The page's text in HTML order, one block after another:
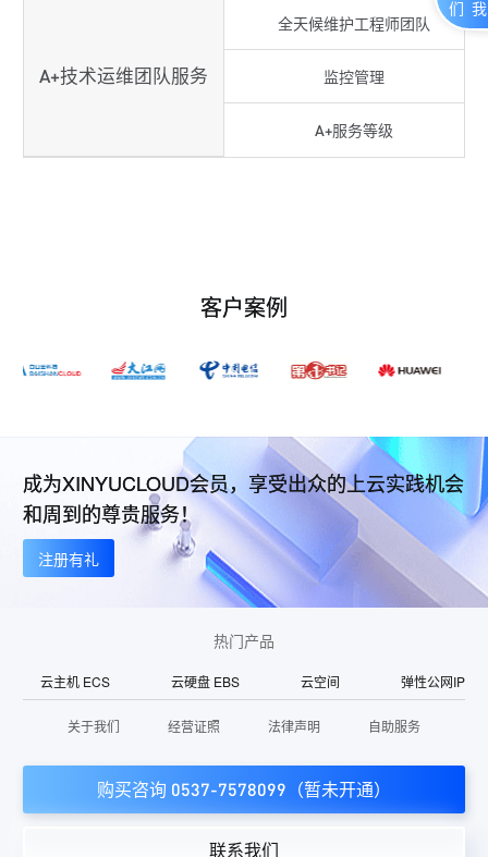
A+技术运维团队服务
全天候维护工程师团队
监控管理
A+服务等级
客户案例
成为XINYUCLOUD会员，享受出众的上云实践机会
和周到的尊贵服务！
注册有礼
热门产品
云主机 ECS 云硬盘 EBS 云空间 弹性公网IP
关于我们 经营证照 法律声明 自助服务
购买咨询 0537-7578099（暂未开通）
联系我们
联系我们